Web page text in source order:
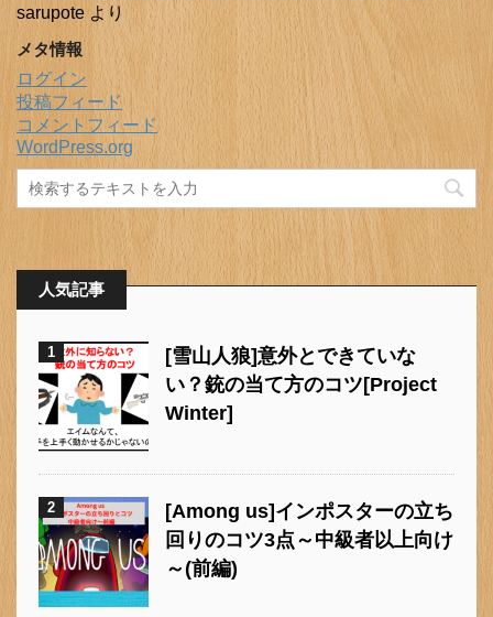
sarupote より
メタ情報
ログイン
投稿フィード
コメントフィード
WordPress.org
人気記事
1
[雪山人狼]意外とできていな
い？銃の当て方のコツ[Project
Winter]
2
[Among us]インポスターの立ち
回りのコツ3点～中級者以上向け
～(前編)